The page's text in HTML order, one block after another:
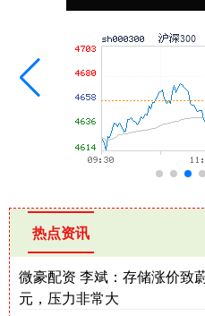
热点资讯
微豪配资 李斌：存储涨价致
元，压力非常大